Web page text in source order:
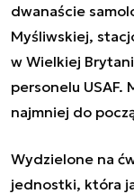
dwanaście
Myśliwskiej,
w Wielkiej
personelu USAF.
najmniej do
Wydzielone na
jednostki, która